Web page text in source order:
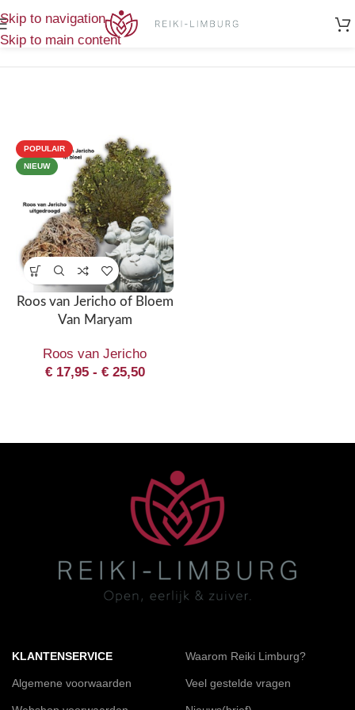
Skip to navigation
Skip to main content
Producten getagged “Roos van Jericho”
POPULAIR
NIEUW
Roos van Jericho of Bloem
Van Maryam
Roos van Jericho
€17,95 - €25,50
KLANTENSERVICE
Algemene voorwaarden
Waarom Reiki Limburg?
Veel gestelde vragen